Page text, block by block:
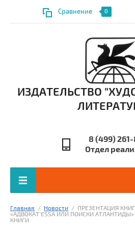
Сравнение 0
ИЗДАТЕЛЬСТВО
8 (499)
Отдел
Главная
  /
Новости
/  ПРЕЗЕНТАЦИЯ
«АДВОКАТ’ESSA ИЛИ ПОИСКИ
КНИГИ